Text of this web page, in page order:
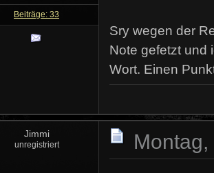
Beiträge: 33
Sry wegen der
Note gefetzt und
Wort. Einen
Jimmi
unregistriert